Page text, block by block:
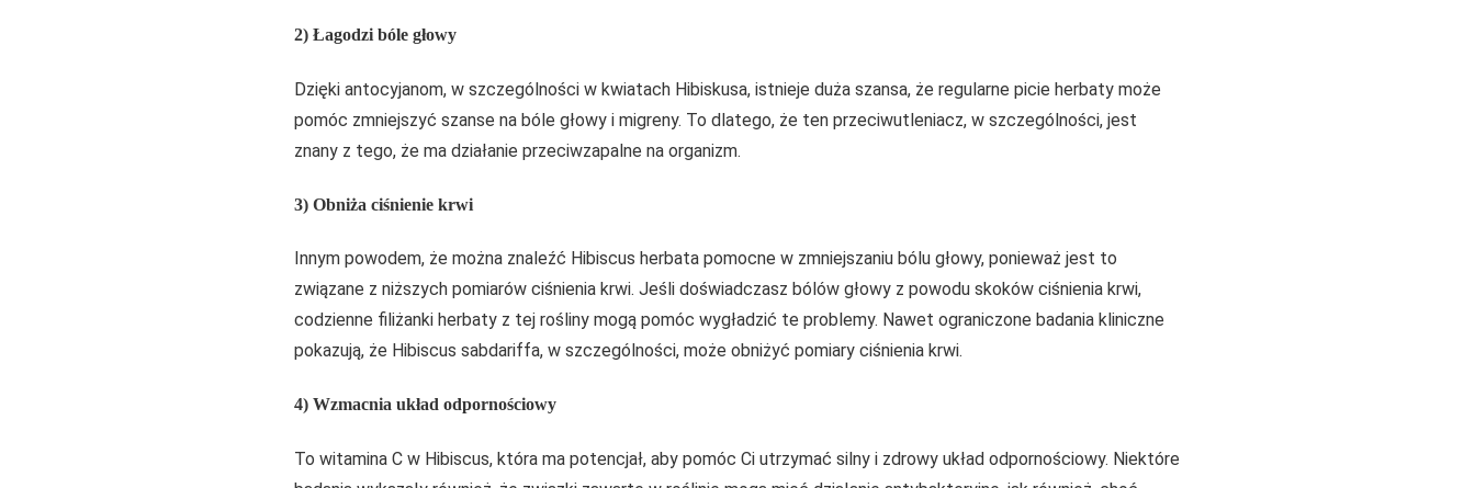
2) Łagodzi bóle głowy
Dzięki antocyjanom, w szczególności w kwiatach Hibiskusa, istnieje duża szansa, że regularne picie herbaty może
pomóc zmniejszyć szanse na bóle głowy i migreny. To dlatego, że ten przeciwutleniacz, w szczególności, jest
znany z tego, że ma działanie przeciwzapalne na organizm.
3) Obniża ciśnienie krwi
Innym powodem, że można znaleźć Hibiscus herbata pomocne w zmniejszaniu bólu głowy, ponieważ jest to
związane z niższych pomiarów ciśnienia krwi. Jeśli doświadczasz bólów głowy z powodu skoków ciśnienia krwi,
codzienne filiżanki herbaty z tej rośliny mogą pomóc wygładzić te problemy. Nawet ograniczone badania kliniczne
pokazują, że Hibiscus sabdariffa, w szczególności, może obniżyć pomiary ciśnienia krwi.
4) Wzmacnia układ odpornościowy
To witamina C w Hibiscus, która ma potencjał, aby pomóc Ci utrzymać silny i zdrowy układ odpornościowy. Niektóre